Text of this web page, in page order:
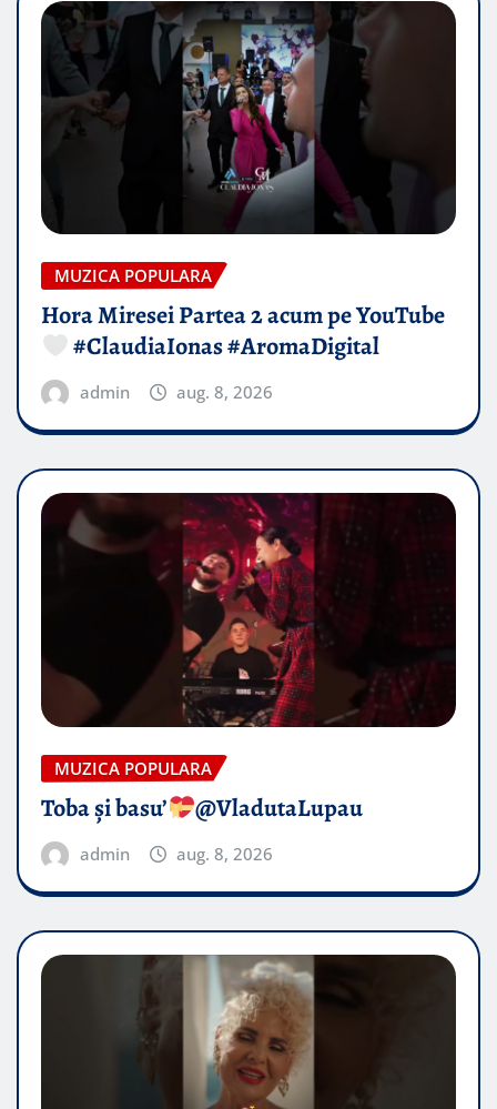
MUZICA POPULARA
Hora Miresei Partea 2 acum pe YouTube
#ClaudiaIonas #AromaDigital
admin aug. 8, 2026
MUZICA POPULARA
Toba și basu’ @VladutaLupau
admin aug. 8, 2026